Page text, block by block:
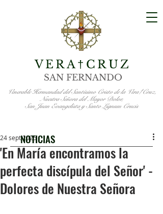
VERA† CRUZ
SAN FERNANDO
Venerable Hermandad del Santísimo Cristo de la Vera†Cruz,
Nuestra Señora del Mayor Dolor,
San Juan Evangelista y Santo Lignum Crucis
'En María encontramos la
perfecta discípula del Señor' -
Dolores de Nuestra Señora
24 sept 2025
NOTICIAS